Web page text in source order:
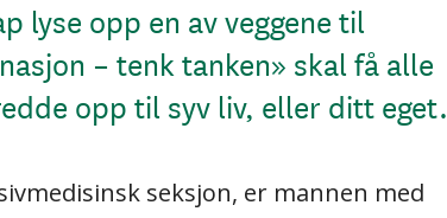
lyse opp en av veggene til
– tenk tanken» skal få alle
opp til syv liv, eller ditt eget.
seksjon, er mannen med